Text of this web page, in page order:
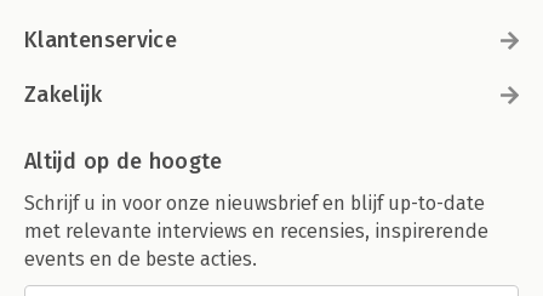
Klantenservice
Zakelijk
Altijd op de hoogte
Schrijf u in voor onze nieuwsbrief en blijf up-to-date
met relevante interviews en recensies, inspirerende
events en de beste acties.